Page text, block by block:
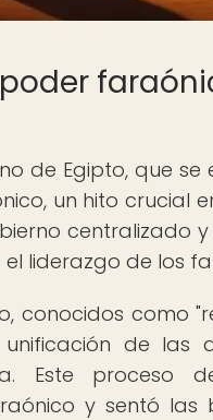
de Egipto, que
un hito crucial
centralizado
liderazgo de los
conocidos como
de las
Este
y sentó